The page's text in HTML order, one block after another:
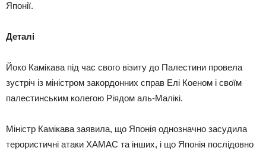
Японії.
Деталі
Йоко Камікава під час свого візиту до Палестини провела
зустріч із міністром закордонних справ Елі Коеном і своїм
палестинським колегою Ріядом аль-Малікі.
Міністр Камікава заявила, що Японія однозначно засудила
терористичні атаки ХАМАС та інших, і що Японія послідовно